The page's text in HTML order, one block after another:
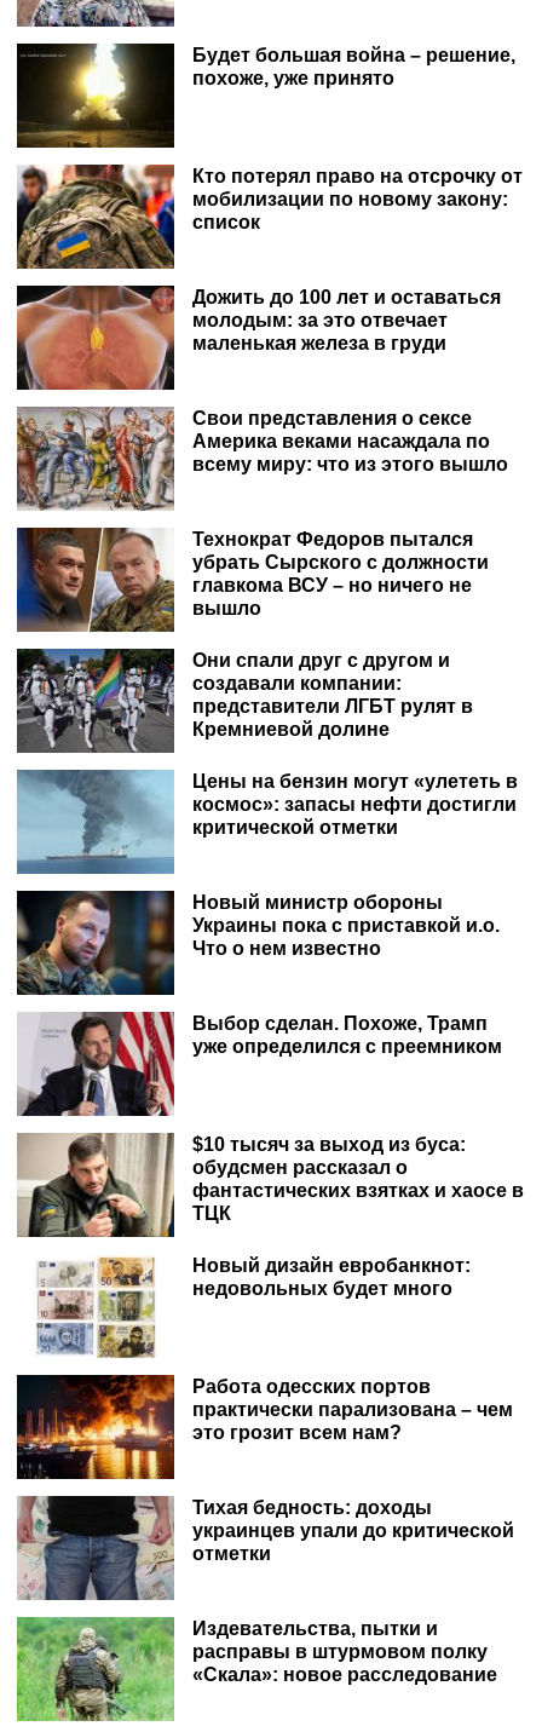
Будет большая война – решение,
похоже, уже принято
Кто потерял право на отсрочку от
мобилизации по новому закону:
список
Дожить до 100 лет и оставаться
молодым: за это отвечает
маленькая железа в груди
Свои представления о сексе
Америка веками насаждала по
всему миру: что из этого вышло
Технократ Федоров пытался
убрать Сырского с должности
главкома ВСУ – но ничего не
вышло
Они спали друг с другом и
создавали компании:
представители ЛГБТ рулят в
Кремниевой долине
Цены на бензин могут «улететь в
космос»: запасы нефти достигли
критической отметки
Новый министр обороны
Украины пока с приставкой и.о.
Что о нем известно
Выбор сделан. Похоже, Трамп
уже определился с преемником
$10 тысяч за выход из буса:
обудсмен рассказал о
фантастических взятках и хаосе в
ТЦК
Новый дизайн евробанкнот:
недовольных будет много
Работа одесских портов
практически парализована – чем
это грозит всем нам?
Тихая бедность: доходы
украинцев упали до критической
отметки
Издевательства, пытки и
расправы в штурмовом полку
«Скала»: новое расследование